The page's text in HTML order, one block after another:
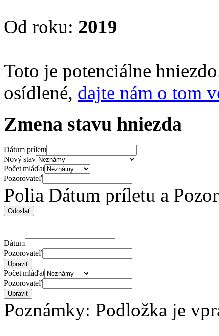
Od roku: 2019
Toto je potenciálne
osídlené, dajte nám o tom
Zmena stavu hniezda
Dátum príletu
Nový stav
Počet mláďat
Pozorovateľ
Polia Dátum príletu a
Dátum
Pozorovateľ
Počet mláďat
Pozorovateľ
Poznámky: Podložka je